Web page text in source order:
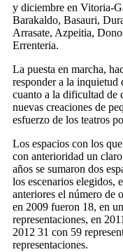
y diciembre en Vitoria-
Barakaldo, Basauri,
Arrasate, Azpeitia,
Errenteria.
La puesta en marcha,
responder a la
cuanto a la dificultad de
nuevas creaciones de
esfuerzo de los teatros
Los espacios con los
con anterioridad un
años se sumaron dos
los escenarios elegidos,
anteriores el número de
en 2009 fueron 18, en
representaciones, en
2012 31 con 59
representaciones.